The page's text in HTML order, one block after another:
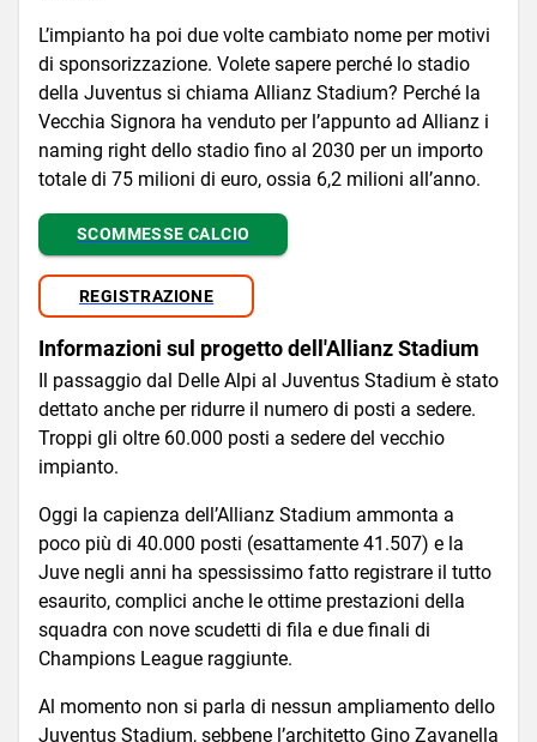
L’impianto ha poi due volte cambiato nome per motivi
di sponsorizzazione. Volete sapere perché lo stadio
della Juventus si chiama Allianz Stadium? Perché la
Vecchia Signora ha venduto per l’appunto ad Allianz i
naming right dello stadio fino al 2030 per un importo
totale di 75 milioni di euro, ossia 6,2 milioni all’anno.
SCOMMESSE CALCIO
REGISTRAZIONE
Informazioni sul progetto dell'Allianz Stadium
Il passaggio dal Delle Alpi al Juventus Stadium è stato
dettato anche per ridurre il numero di posti a sedere.
Troppi gli oltre 60.000 posti a sedere del vecchio
impianto.
Oggi la capienza dell’Allianz Stadium ammonta a
poco più di 40.000 posti (esattamente 41.507) e la
Juve negli anni ha spessissimo fatto registrare il tutto
esaurito, complici anche le ottime prestazioni della
squadra con nove scudetti di fila e due finali di
Champions League raggiunte.
Al momento non si parla di nessun ampliamento dello
Juventus Stadium, sebbene l’architetto Gino Zavanella